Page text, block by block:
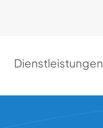
Dienstleistungen